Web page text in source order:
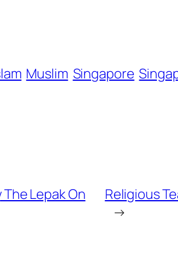
Muslim Singapore
Lepak On
Religious
→